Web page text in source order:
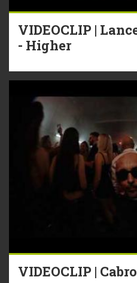
VIDEOCLIP |
- Higher
VIDEOCLIP |